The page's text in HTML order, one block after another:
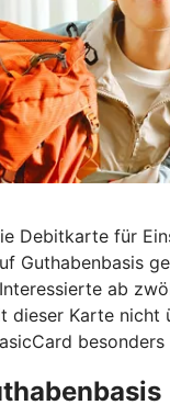
Debitkarte für
Guthabenbasis
ab
dieser Karte nicht
besonders